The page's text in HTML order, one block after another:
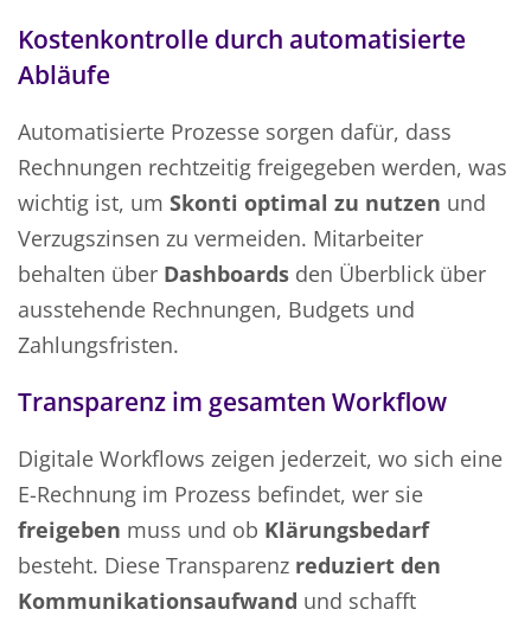
Kostenkontrolle durch automatisierte
Abläufe
Automatisierte Prozesse sorgen dafür, dass
Rechnungen rechtzeitig freigegeben werden, was
wichtig ist, um Skonti optimal zu nutzen und
Verzugszinsen zu vermeiden. Mitarbeiter
behalten über Dashboards den Überblick über
ausstehende Rechnungen, Budgets und
Zahlungsfristen.
Transparenz im gesamten Workflow
Digitale Workflows zeigen jederzeit, wo sich eine
E-Rechnung im Prozess befindet, wer sie
freigeben muss und ob Klärungsbedarf
besteht. Diese Transparenz reduziert den
Kommunikationsaufwand und schafft